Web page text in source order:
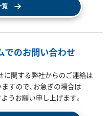
覧
でのお問い合わせ
に関する弊社からのご連絡は
すので、 お急ぎの場合は
うお願い申し上げます。